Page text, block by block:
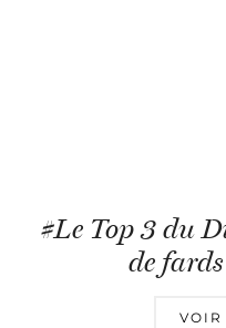
#Le Top 3 du
de
VOIR